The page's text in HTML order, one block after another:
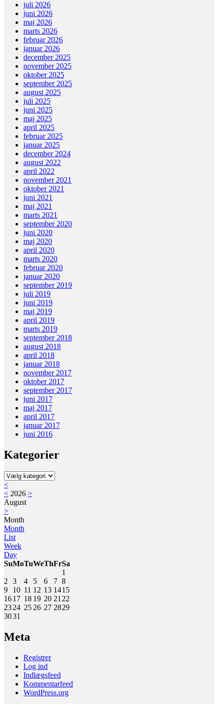
juli 2026
juni 2026
maj 2026
marts 2026
februar 2026
januar 2026
december 2025
november 2025
oktober 2025
september 2025
august 2025
juli 2025
juni 2025
maj 2025
april 2025
februar 2025
januar 2025
december 2024
august 2022
april 2022
november 2021
oktober 2021
juni 2021
maj 2021
marts 2021
september 2020
juni 2020
maj 2020
april 2020
marts 2020
februar 2020
januar 2020
september 2019
juli 2019
juni 2019
maj 2019
april 2019
marts 2019
september 2018
august 2018
april 2018
januar 2018
november 2017
oktober 2017
september 2017
juni 2017
maj 2017
april 2017
januar 2017
juni 2016
Kategorier
Kategorier
<
< 2026 >
August
>
Month
Month
List
Week
Day
SuMoTuWeThFrSa
1
2
3 4 5 6 7 8
9
10 11 12 13 1415
1617 18 19 20 21 22
2324 25 26 27 2829
3031
Meta
Registrer
Log ind
Indlægsfeed
Kommentarfeed
WordPress.org